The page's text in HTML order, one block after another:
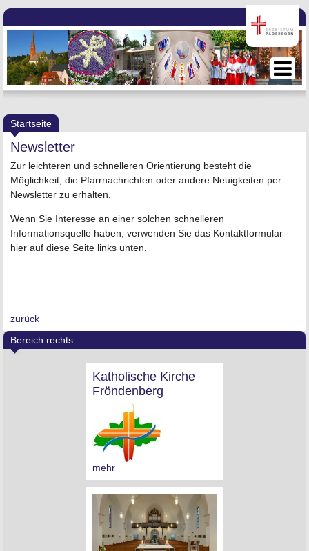
Startseite
Newsletter
Zur leichteren und schnelleren Orientierung besteht die
Möglichkeit, die Pfarrnachrichten oder andere Neuigkeiten per
Newsletter zu erhalten.
Wenn Sie Interesse an einer solchen schnelleren
Informationsquelle haben, verwenden Sie das Kontaktformular
hier auf diese Seite links unten.
zurück
Bereich rechts
Katholische Kirche
Fröndenberg
mehr